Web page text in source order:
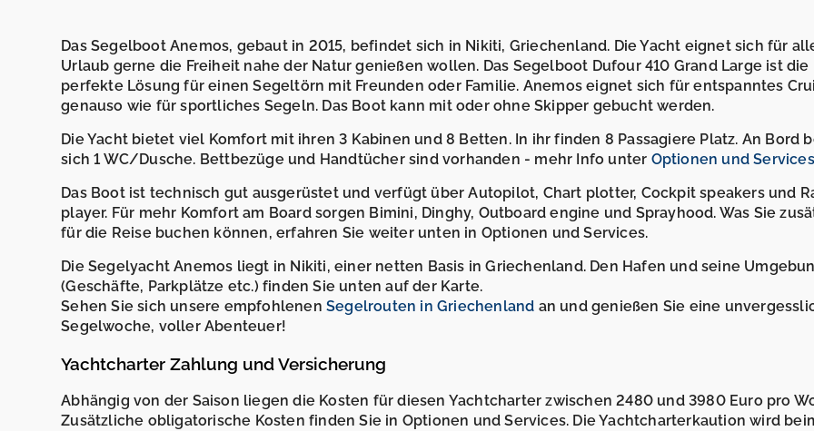
Das Segelboot Anemos, gebaut in 2015, befindet sich in Nikiti, Griechenland. Die Yacht eignet sich für
Urlaub gerne die Freiheit nahe der Natur genießen wollen. Das Segelboot Dufour 410 Grand Large ist die
perfekte Lösung für einen Segeltörn mit Freunden oder Familie. Anemos eignet sich für entspanntes
genauso wie für sportliches Segeln. Das Boot kann mit oder ohne Skipper gebucht werden.
Die Yacht bietet viel Komfort mit ihren 3 Kabinen und 8 Betten. In ihr finden 8 Passagiere Platz. An Bord
sich 1 WC/Dusche. Bettbezüge und Handtücher sind vorhanden - mehr Info unter Optionen und Services
Das Boot ist technisch gut ausgerüstet und verfügt über Autopilot, Chart plotter, Cockpit speakers und
player. Für mehr Komfort am Board sorgen Bimini, Dinghy, Outboard engine und Sprayhood. Was Sie
für die Reise buchen können, erfahren Sie weiter unten in Optionen und Services.
Die Segelyacht Anemos liegt in Nikiti, einer netten Basis in Griechenland. Den Hafen und seine
(Geschäfte, Parkplätze etc.) finden Sie unten auf der Karte.
Sehen Sie sich unsere empfohlenenSegelrouten in Griechenland an und genießen Sie eine
Segelwoche, voller Abenteuer!
Yachtcharter Zahlung und Versicherung
Abhängig von der Saison liegen die Kosten für diesen Yachtcharter zwischen 2480 und 3980 Euro pro
Zusätzliche obligatorische Kosten finden Sie in Optionen und Services. Die Yachtcharterkaution wird